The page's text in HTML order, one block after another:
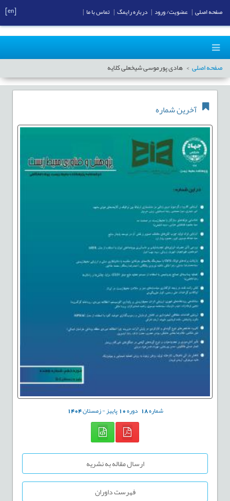
صفحه اصلی هادی پورموسی شیخعلی کلایه
آخرین شماره
شماره18 دوره10پاییز - زمستان1404
ارسال مقاله به نشریه
فهرست داوران
صفحه اصلی عضویت/ ورود درباره رایمگ تماس با ما